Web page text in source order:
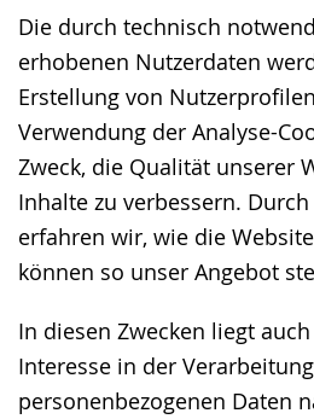
Die durch technisch
erhobenen Nutzerdaten
Erstellung von
Verwendung der Analyse-
Zweck, die Qualität unserer
Inhalte zu verbessern.
erfahren wir, wie die
können so unser Angebot
In diesen Zwecken liegt
Interesse in der
personenbezogenen Daten